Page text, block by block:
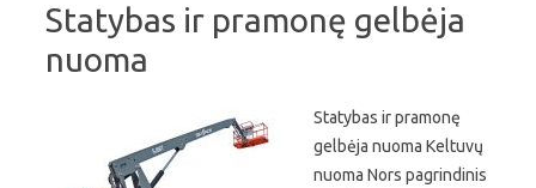
Statybas ir pramonę gelbėja
nuoma
Statybas ir pramonę
gelbėja nuoma Keltuvų
nuoma Nors pagrindinis